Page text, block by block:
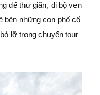
để thư giãn, đi bộ ven
bên những con phố cổ
lỡ trong chuyến tour